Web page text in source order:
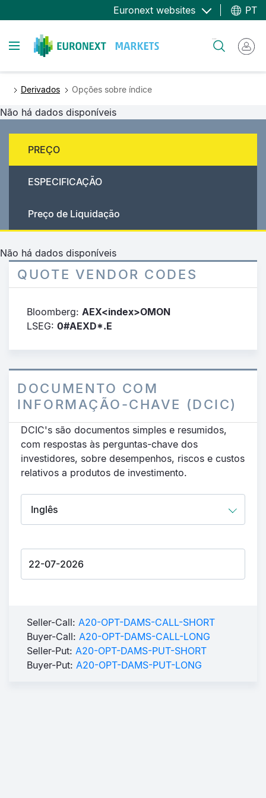
para
conteúdo
Euronext websites PT
Toggle navigation
Derivados Opções sobre índice
Não há dados disponíveis
PREÇO
ESPECIFICAÇÃO
Preço de Liquidação
Não há dados disponíveis
QUOTE VENDOR CODES
Bloomberg: AEX<index>OMON
LSEG: 0#AEXD*.E
DOCUMENTO COM
INFORMAÇÃO-CHAVE (DCIC)
DCIC's são documentos simples e resumidos,
com respostas às perguntas-chave dos
investidores, sobre desempenhos, riscos e custos
relativos a produtos de investimento.
Seller-Call: A20-OPT-DAMS-CALL-SHORT
Buyer-Call: A20-OPT-DAMS-CALL-LONG
Seller-Put: A20-OPT-DAMS-PUT-SHORT
Buyer-Put: A20-OPT-DAMS-PUT-LONG